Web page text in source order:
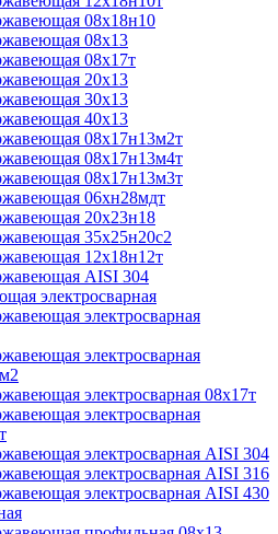
08х18н10
08х13
08х17т
20х13
30х13
40х13
08х17н13м2т
08х17н13м4т
08х17н13м3т
06хн28мдт
20х23н18
35х25н20с2
12х18н12т
AISI 304
электросварная
электросварная
электросварная
электросварная 08х17т
электросварная
электросварная AISI 304
электросварная AISI 316
электросварная AISI 430